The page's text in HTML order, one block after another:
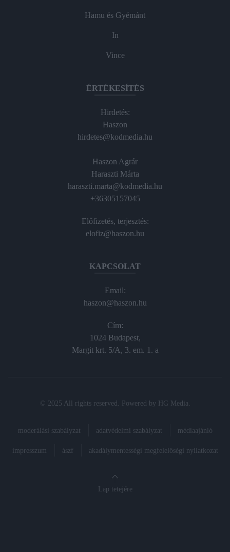
Hamu és Gyémánt
In
Vince
ÉRTÉKESÍTÉS
Hirdetés:
Haszon
hirdetes@kodmedia.hu
Haszon Agrár
Haraszti Márta
haraszti.marta@kodmedia.hu
+36305157045
Előfizetés, terjesztés:
elofiz@haszon.hu
KAPCSOLAT
Email:
haszon@haszon.hu
Cím:
1024 Budapest,
Margit krt. 5/A, 3. em. 1. a
© 2025 All rights reserved. Powered by HG Media
moderálási szabályzat adatvédelmi szabályzat médiaajánló
impresszum ászf akadálymentességi megfelelőségi nyilatkozat
Lap tetejére